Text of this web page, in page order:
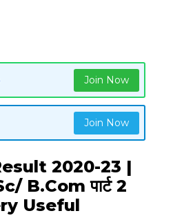
Join Now
Join Now
2020-23 |
B.Com पार्ट 2
Useful